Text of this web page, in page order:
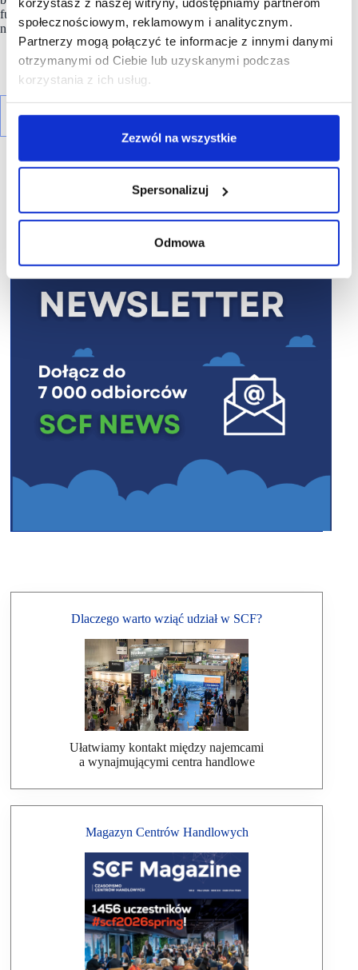
społecznościowym, reklamowym i analitycznym.
Partnerzy mogą połączyć te informacje z innymi danymi
otrzymanymi od Ciebie lub uzyskanymi podczas
korzystania z ich usług.
Zezwól na wszystkie
Spersonalizuj
Odmowa
funduszu inwestującego w nieruchomości (REIT) notowanego
na giełdzie w Johannesburgu (JSE).
Dlaczego warto wziąć udział w SCF?
Ułatwiamy kontakt między najemcami
a wynajmującymi centra handlowe
Magazyn Centrów Handlowych